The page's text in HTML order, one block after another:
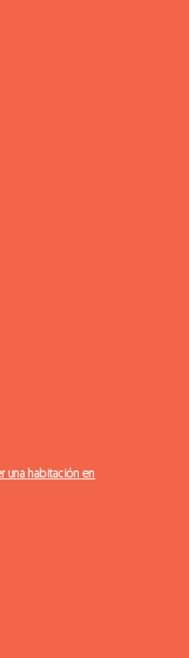
una habitación en